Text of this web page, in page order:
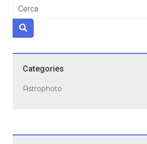
Categories
Astrophoto